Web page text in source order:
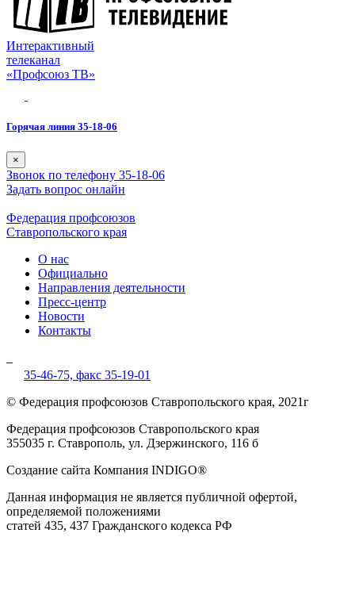
Интерактивный
телеканал
«Профсоюз ТВ»
Горячая линия 35-18-06
×
Звонок по телефону 35-18-06
Задать вопрос онлайн
Федерация профсоюзов
Ставропольского края
О нас
Официально
Направления деятельности
Пресс-центр
Новости
Контакты
35-46-75, факс 35-19-01
© Федерация профсоюзов Ставропольского края, 2021г
Федерация профсоюзов Ставропольского края
355035 г. Ставрополь, ул. Дзержинского, 116 б
Создание сайта Компания INDIGO®
Данная информация не является публичной офертой,
определяемой положениями
статей 435, 437 Гражданского кодекса РФ